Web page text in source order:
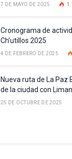
7 DE MAYO DE 2025
Cronograma de
Ch’utillos 2025
4 DE FEBRERO DE 2025
Nueva ruta de La Paz
de la ciudad con
25 DE OCTUBRE DE 2025